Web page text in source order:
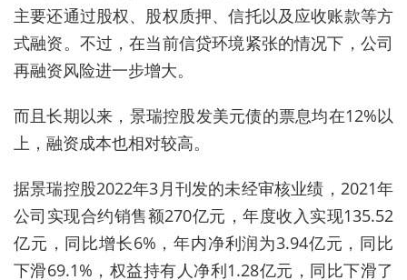
主要还通过股权、股权质押、信托以及应收账款等方
式融资。不过，在当前信贷环境紧张的情况下，公司
再融资风险进一步增大。
而且长期以来，景瑞控股发美元债的票息均在12%以
上，融资成本也相对较高。
据景瑞控股2022年3月刊发的未经审核业绩，2021年
公司实现合约销售额270亿元，年度收入实现135.52
亿元，同比增长6%，年内净利润为3.94亿元，同比
下滑69.1%，权益持有人净利1.28亿元，同比下滑了